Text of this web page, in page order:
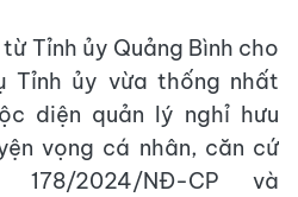
Tỉnh ủy Quảng Bình cho
Tỉnh ủy vừa thống nhất
diện quản lý nghỉ hưu
vọng cá nhân, căn cứ
2024/NĐ-CP và